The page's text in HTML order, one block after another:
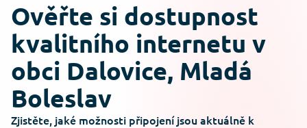
Ověřte si dostupnost
kvalitního internetu v
obci Dalovice, Mladá
Boleslav
Zjistěte, jaké možnosti připojení jsou aktuálně k